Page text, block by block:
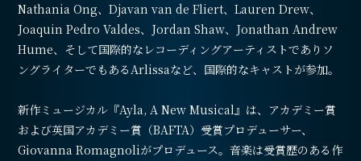
Nathania Ong、Djavan van de Fliert、Lauren Drew、
Joaquin Pedro Valdes、Jordan Shaw、Jonathan Andrew
Hume、そして国際的なレコーディングアーティストでありソ
ングライターでもあるArlissaなど、国際的なキャストが参加。
新作ミュージカル『Ayla, A New Musical』は、アカデミー賞
および英国アカデミー賞（BAFTA）受賞プロデューサー、
Giovanna Romagnoliがプロデュース。音楽は受賞歴のある作